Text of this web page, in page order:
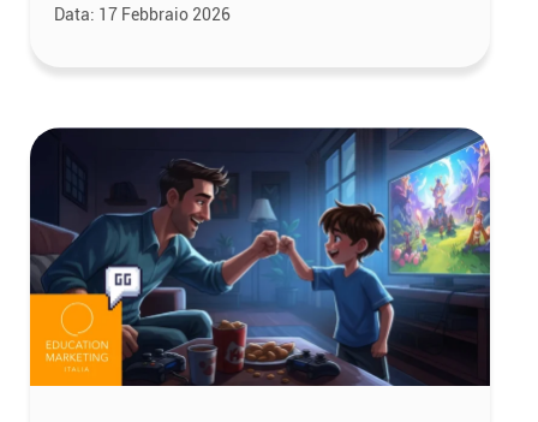
Data: 17 Febbraio 2026